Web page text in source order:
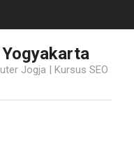
Jogja | Kursus SEO